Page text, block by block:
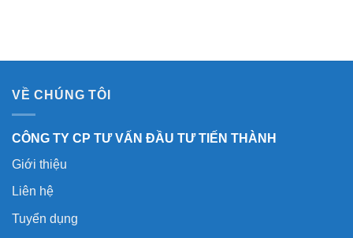
VỀ CHÚNG TÔI
CÔNG TY CP TƯ VẤN ĐẦU TƯ TIẾN THÀNH
Giới thiệu
Liên hệ
Tuyển dụng